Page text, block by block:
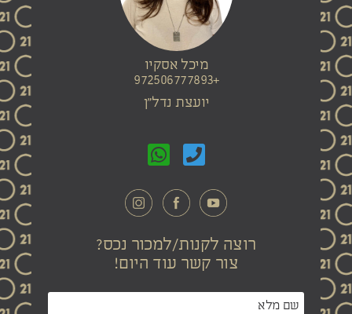
מיכל אסקיו
+972506777893
יועצת נדל"ן
רוצה לקנות/למכור נכס?
צור קשר עוד היום!